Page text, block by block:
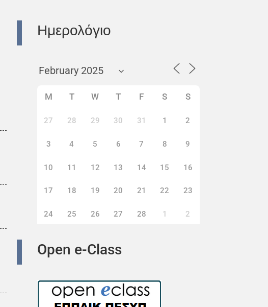
Ημερολόγιο
M T W T F S S
27 28 29 30 31 1 2
3 4 5 6 7 8 9
10 11 12 13 14 15 16
17 18 19 20 21 22 23
24 25 26 27 28 1 2
Open e-Class